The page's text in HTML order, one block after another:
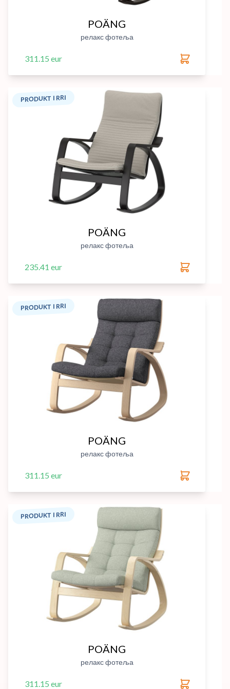
POÄNG
релакс фотеља
311.15 eur
PRODUKT I RRI
POÄNG
релакс фотеља
235.41 eur
PRODUKT I RRI
POÄNG
релакс фотеља
311.15 eur
PRODUKT I RRI
POÄNG
релакс фотеља
311.15 eur